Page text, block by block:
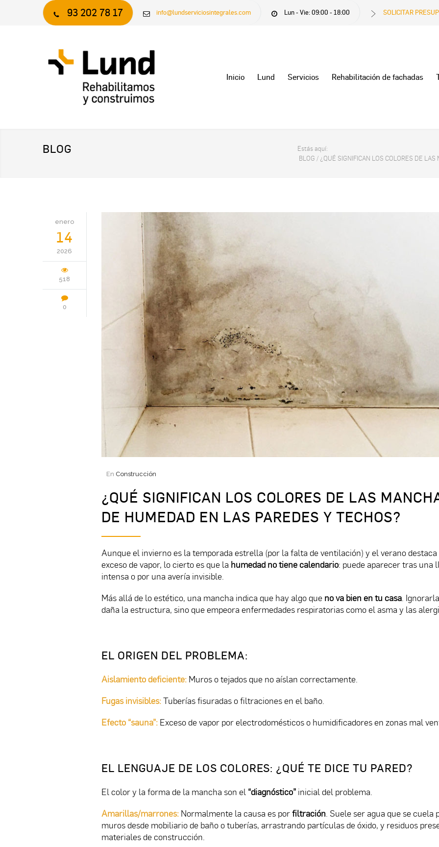
93 202 78 17 info@lundserviciosintegrales.com Lun - Vie: 09:00 - 18:00 SOLICITAR
Inicio Lund Servicios Rehabilitación de fachadas
BLOG
Estás aquí:
BLOG / ¿QUÉ SIGNIFICAN LOS COLORES DE
enero
14
2026
518
0
En Construcción
¿QUÉ SIGNIFICAN LOS COLORES DE LAS
DE HUMEDAD EN LAS PAREDES Y TECHOS?
Aunque el invierno es la temporada estrella (por la falta de ventilación) y el verano
exceso de vapor, lo cierto es que la humedad no tiene calendario: puede aparecer tras una
intensa o por una avería invisible.
Más allá de lo estético, una mancha indica que hay algo que no va bien en tu casa.
daña la estructura, sino que empeora enfermedades respiratorias como el asma y las
EL ORIGEN DEL PROBLEMA:
Aislamiento deficiente: Muros o tejados que no aíslan correctamente.
Fugas invisibles:Tuberías fisuradas o filtraciones en el baño.
Efecto “sauna”: Exceso de vapor por electrodomésticos o humidificadores en zonas mal
EL LENGUAJE DE LOS COLORES: ¿QUÉ TE DICE TU PARED?
El color y la forma de la mancha son el “diagnóstico” inicial del problema.
Amarillas/marrones: Normalmente la causa es porfiltración. Suele ser agua que se cuela
muros desde mobiliario de baño o tuberías, arrastrando partículas de óxido, y residuos
materiales de construcción.